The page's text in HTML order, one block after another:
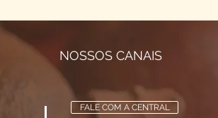
NOSSOS CANAIS
FALE COM A CENTRAL